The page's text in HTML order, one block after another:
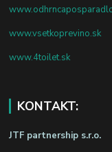
www.vsetkoprevino.sk
www.4toilet.sk
KONTAKT:
JTF partnership s.r.o.